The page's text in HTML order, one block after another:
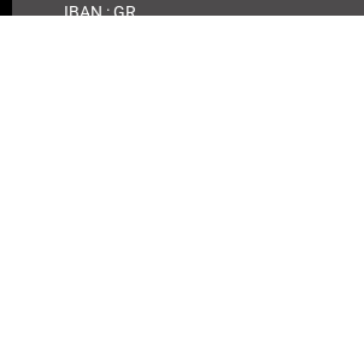
IBAN : GR